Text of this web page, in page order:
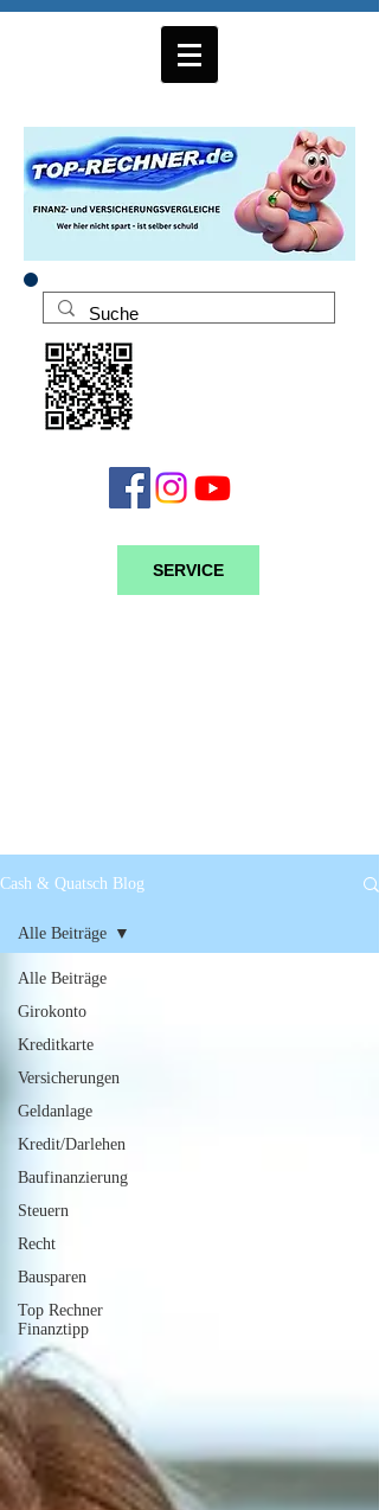
SERVICE
Cash & Quatsch Blog
Alle Beiträge
Girokonto
Kreditkarte
Versicherungen
Geldanlage
Kredit/Darlehen
Baufinanzierung
Steuern
Recht
Bausparen
Top Rechner
Finanztipp
Alle Beiträge